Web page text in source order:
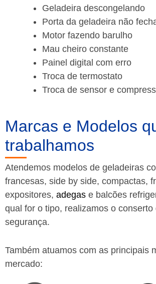
Geladeira descongelando
Porta da geladeira não
Motor fazendo barulho
Mau cheiro constante
Painel digital com erro
Troca de termostato
Troca de sensor e
Marcas e Modelos
trabalhamos
Atendemos modelos de geladeiras
francesas, side by side, compactas,
expositores, adegas e balcões
qual for o tipo, realizamos o
segurança.
Também atuamos com as principais
mercado: